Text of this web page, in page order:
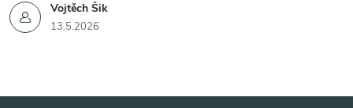
Vojtěch Šik
13.5.2026